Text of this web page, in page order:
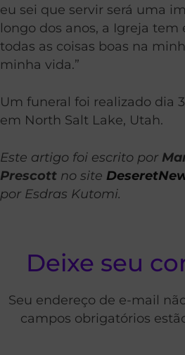
eu sei que servir será uma
longo dos anos, a Igreja tem
todas as coisas boas na
minha vida.”
Um funeral foi realizado dia
em North Salt Lake, Utah.
Este artigo foi escrito por
Prescott no site
por Esdras Kutomi.
Deixe seu
Seu endereço de e-mail
campos obrigatórios